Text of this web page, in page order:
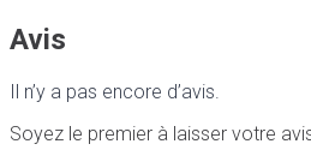
Avis
Il n’y a pas encore d’avis.
Soyez le premier à laisser votre